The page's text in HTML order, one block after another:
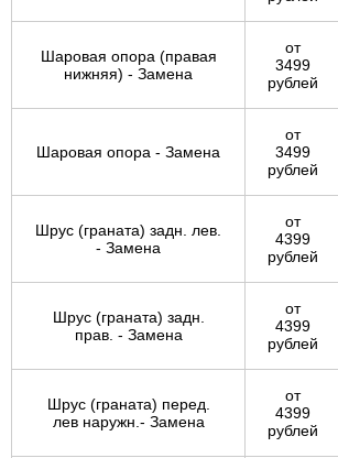
Шаровая опора (правая
нижняя) - Замена
от
3499
рублей
Шаровая опора - Замена
от
3499
рублей
Шрус (граната) задн. лев.
- Замена
от
4399
рублей
Шрус (граната) задн.
прав. - Замена
от
4399
рублей
Шрус (граната) перед.
лев наружн.- Замена
от
4399
рублей